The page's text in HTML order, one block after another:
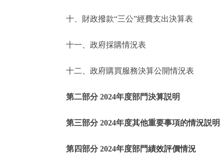
走進北京
北京概況
綠色北京
ENGLISH
十、財政撥款“三公”經費支出決算表
十一、政府採購情況表
十二、政府購買服務決算公開情況表
第二部分 2024年度部門決算説明
第三部分 2024年度其他重要事項的情況説明
第四部分 2024年度部門績效評價情況